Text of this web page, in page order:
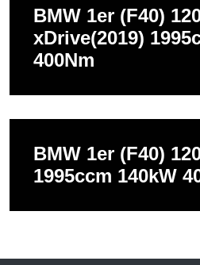
BMW 1er (F40)
xDrive(2019)
400Nm
BMW 1er (F40)
1995ccm 140kW